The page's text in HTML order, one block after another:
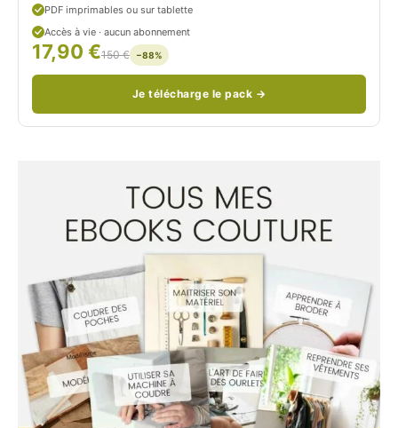
/
PDF imprimables ou sur tablette
Accès à vie · aucun abonnement
17,90 €150 € −88%
Je télécharge le pack →